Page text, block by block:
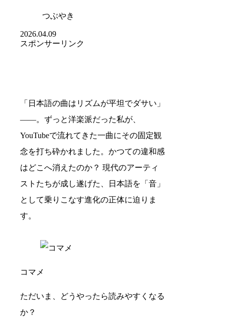
つぶやき
2026.04.09
スポンサーリンク
「日本語の曲はリズムが平坦でダサい」
――。ずっと洋楽派だった私が、
YouTubeで流れてきた一曲にその固定観
念を打ち砕かれました。かつての違和感
はどこへ消えたのか？ 現代のアーティ
ストたちが成し遂げた、日本語を「音」
として乗りこなす進化の正体に迫りま
す。
コマメ
ただいま、どうやったら読みやすくなる
か？